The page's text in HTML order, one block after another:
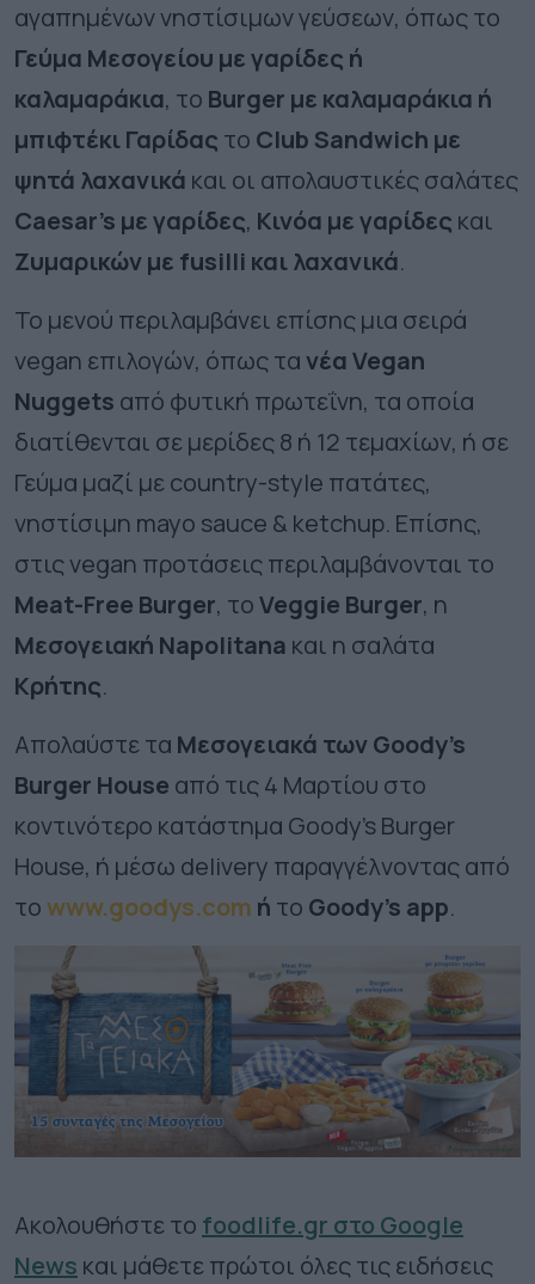
αγαπημένων νηστίσιμων γεύσεων, όπως το
Γεύμα Μεσογείου με γαρίδες ή
καλαμαράκια, το Burger με καλαμαράκια ή
μπιφτέκι Γαρίδας το Club Sandwich με
ψητά λαχανικά και οι απολαυστικές σαλάτες
Caesar’s με γαρίδες, Κινόα με γαρίδες και
Ζυμαρικώνμε fusilli και λαχανικά.
Το μενού περιλαμβάνει επίσης μια σειρά
vegan επιλογών, όπως τανέα Vegan
Nuggets από φυτική πρωτεΐνη, τα οποία
διατίθενται σε μερίδες 8 ή 12 τεμαχίων, ή σε
Γεύμα μαζί με country-style πατάτες,
νηστίσιμη mayo sauce & ketchup. Επίσης,
στις vegan προτάσεις περιλαμβάνονται το
Meat-Free Burger, τοVeggie Burger, η
Μεσογειακή Napolitana και η σαλάτα
Κρήτης.
Απολαύστε τα Μεσογειακά των Goody’s
Burger House από τις 4 Μαρτίου στο
κοντινότερο κατάστημα Goody’s Burger
House, ή μέσω delivery παραγγέλνοντας από
τοwww.goodys.com ή το Goody’s app.
Ακολουθήστε το foodlife.gr στο Google
News και μάθετε πρώτοι όλες τις ειδήσεις